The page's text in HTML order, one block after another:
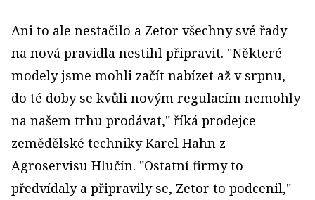
Ani to ale nestačilo a Zetor všechny své řady
na nová pravidla nestihl připravit. "Některé
modely jsme mohli začít nabízet až v srpnu,
do té doby se kvůli novým regulacím nemohly
na našem trhu prodávat," říká prodejce
zemědělské techniky Karel Hahn z
Agroservisu Hlučín. "Ostatní firmy to
předvídaly a připravily se, Zetor to podcenil,"